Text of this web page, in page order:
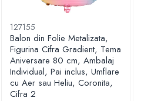
127155
Balon din Folie Metalizata,
Figurina Cifra Gradient, Tema
Aniversare 80 cm, Ambalaj
Individual, Pai inclus, Umflare
cu Aer sau Heliu, Coronita,
Cifra 2